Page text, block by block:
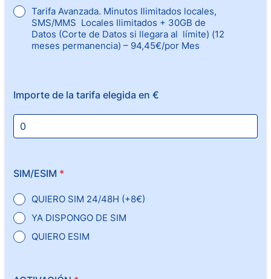
Tarifa Avanzada. Minutos Ilimitados locales,
SMS/MMS Locales Ilimitados + 30GB de
Datos (Corte de Datos si llegara al límite) (12
meses permanencia) – 94,45€/por Mes
Importe de la tarifa elegida en €
SIM/ESIM *
QUIERO SIM 24/48H (+8€)
YA DISPONGO DE SIM
QUIERO ESIM